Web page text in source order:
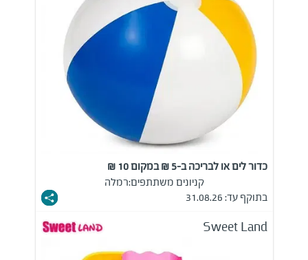
כדור לים או לבריכה ב-5 ₪ במקום 10 ₪
קניונים משתתפים:רמלה
בתוקף עד: 31.08.26
Sweet Land